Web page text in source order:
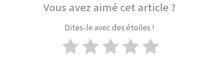
Vous avez aimé cet article ?
Dites-le avec des étoiles !